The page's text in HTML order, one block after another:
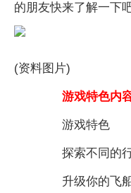
的朋友快来了解一下吧
(资料图片)
游戏特色内
游戏特色
探索不同的行
升级你的飞船